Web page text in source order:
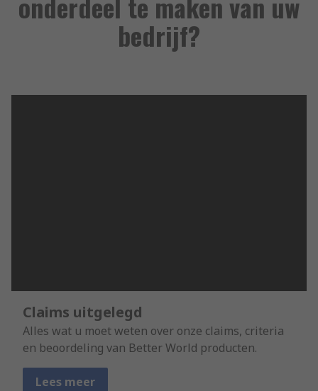
bedrijf?
Claims uitgelegd
Alles wat u moet weten over onze claims, criteria
en beoordeling van Better World producten.
Lees meer